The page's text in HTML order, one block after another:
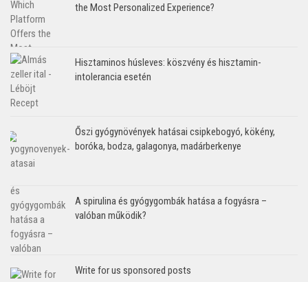
the Most Personalized Experience?
Hisztaminos húsleves: köszvény és hisztamin-
intolerancia esetén
Őszi gyógynövények hatásai csipkebogyó, kökény,
boróka, bodza, galagonya, madárberkenye
A spirulina és gyógygombák hatása a fogyásra –
valóban működik?
Write for us sponsored posts